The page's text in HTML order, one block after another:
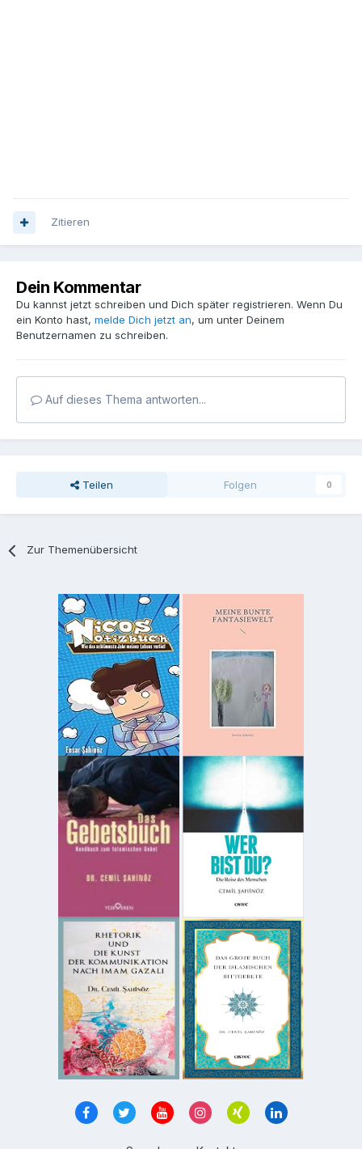
Zitieren
Dein Kommentar
Du kannst jetzt schreiben und Dich später registrieren. Wenn Du
ein Konto hast, melde Dich jetzt an, um unter Deinem
Benutzernamen zu schreiben.
Auf dieses Thema antworten...
Teilen Folgen 0
Zur Themenübersicht